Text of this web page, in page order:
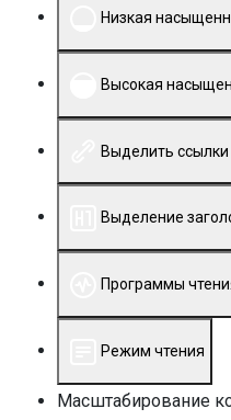
Низкая
Высокая
Выделить ссылки
Выделение
Программы
Режим чтения
Масштабирование